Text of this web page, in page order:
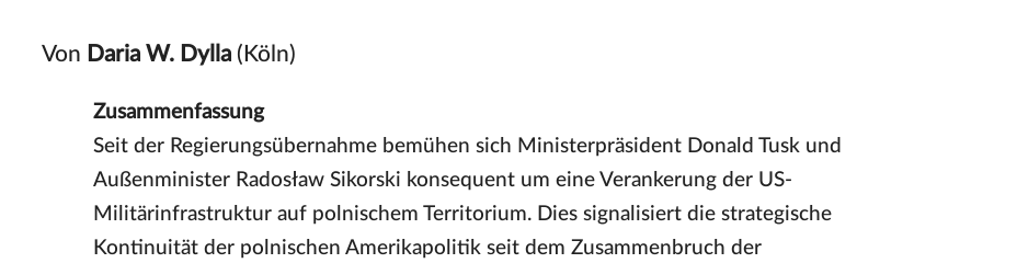
Von Daria W. Dylla (Köln)
Zusammenfassung
Seit der Regierungsübernahme bemühen sich Ministerpräsident Donald Tusk und
Außenminister Radosław Sikorski konsequent um eine Verankerung der US-
Militärinfrastruktur auf polnischem Territorium. Dies signalisiert die strategische
Kontinuität der polnischen Amerikapolitik seit dem Zusammenbruch der